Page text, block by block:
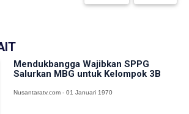
Mendukbangga Wajibkan SPPG
Salurkan MBG untuk Kelompok 3B
Nusantaratv.com - 01 Januari 1970